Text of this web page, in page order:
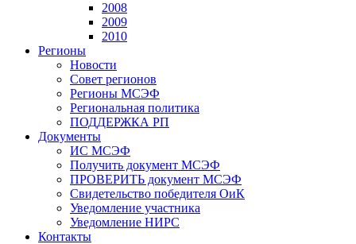
2008
2009
2010
Регионы
Новости
Совет регионов
Регионы МСЭФ
Региональная политика
ПОДДЕРЖКА РП
Документы
ИС МСЭФ
Получить документ МСЭФ
ПРОВЕРИТЬ документ МСЭФ
Свидетельство победителя ОиК
Уведомление участника
Уведомление НИРС
Контакты